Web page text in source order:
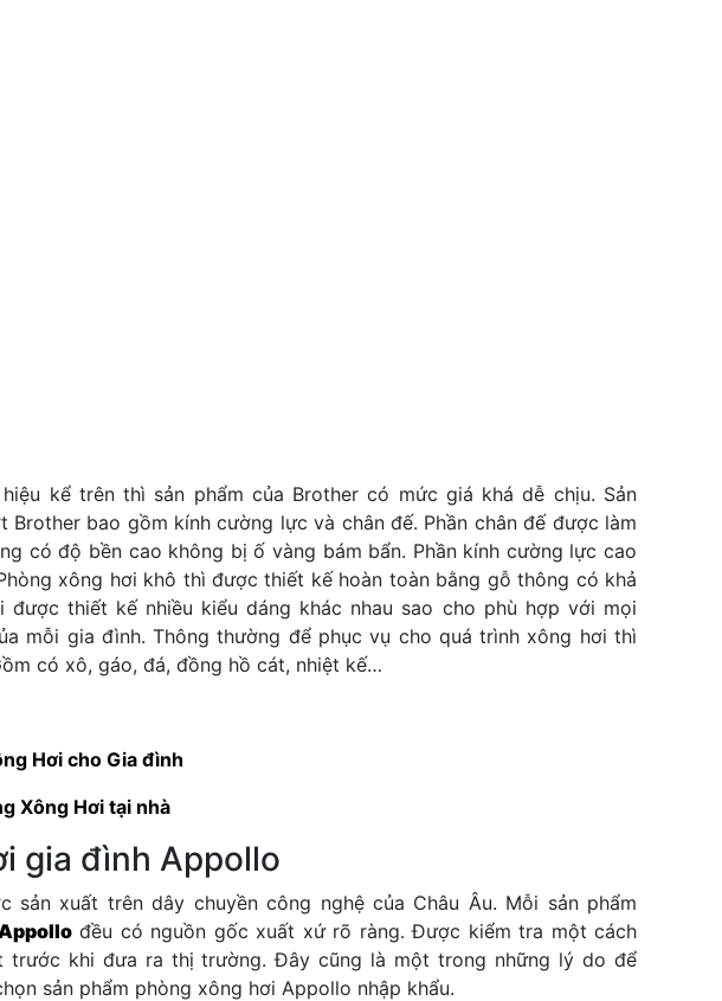
kể trên thì sản phẩm của Brother có mức giá khá dễ chịu. Sản
Brother bao gồm kính cường lực và chân đế. Phần chân đế được làm
có độ bền cao không bị ố vàng bám bẩn. Phần kính cường lực cao
xông hơi khô thì được thiết kế hoàn toàn bằng gỗ thông có khả
được thiết kế nhiều kiểu dáng khác nhau sao cho phù hợp với mọi
mỗi gia đình. Thông thường để phục vụ cho quá trình xông hơi thì
có xô, gáo, đá, đồng hồ cát, nhiệt kế…
Hơi cho Gia đình
Xông Hơi tại nhà
gia đình Appollo
sản xuất trên dây chuyền công nghệ của Châu Âu. Mỗi sản phẩm
đều có nguồn gốc xuất xứ rõ ràng. Được kiểm tra một cách
trước khi đưa ra thị trường. Đây cũng là một trong những lý do để
sản phẩm phòng xông hơi Appollo nhập khẩu.